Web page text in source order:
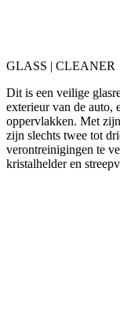
GLASS | CLEANER
Dit is een veilige
exterieur van de auto,
oppervlakken. Met
zijn slechts twee tot
verontreinigingen te
kristalhelder en